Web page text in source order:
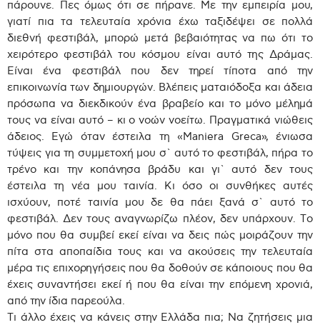
πάρουνε. Πες όμως ότι σε πήρανε. Με την εμπειρία μου,
γιατί πια τα τελευταία χρόνια έχω ταξιδέψει σε πολλά
διεθνή φεστιβάλ, μπορώ μετά βεβαιότητας να πω ότι το
χειρότερο φεστιβάλ του κόσμου είναι αυτό της Δράμας.
Είναι ένα φεστιβάλ που δεν τηρεί τίποτα από την
επικοινωνία των δημιουργών. Βλέπεις ματαιόδοξα και άδεια
πρόσωπα να διεκδικούν ένα βραβείο και το μόνο μέλημά
τους να είναι αυτό – κι ο νοών νοείτω. Πραγματικά νιώθεις
άδειος. Εγώ όταν έστειλα τη «Maniera Greca», ένιωσα
τύψεις για τη συμμετοχή μου σ` αυτό το φεστιβάλ, πήρα το
τρένο και την κοπάνησα βράδυ και γι` αυτό δεν τους
έστειλα τη νέα μου ταινία. Κι όσο οι συνθήκες αυτές
ισχύουν, ποτέ ταινία μου δε θα πάει ξανά σ` αυτό το
φεστιβάλ. Δεν τους αναγνωρίζω πλέον, δεν υπάρχουν. Το
μόνο που θα συμβεί εκεί είναι να δεις πώς μοιράζουν την
πίτα στα αποπαίδια τους και να ακούσεις την τελευταία
μέρα τις επιχορηγήσεις που θα δοθούν σε κάποιους που θα
έχεις συναντήσει εκεί ή που θα είναι την επόμενη χρονιά,
από την ίδια παρεούλα.
Τι άλλο έχεις να κάνεις στην Ελλάδα πια; Να ζητήσεις μια